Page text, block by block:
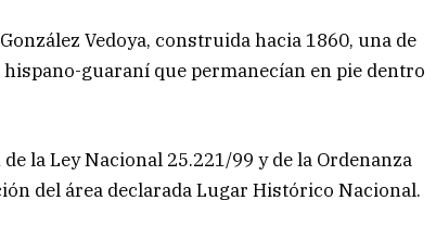
Vedoya, construida hacia 1860, una de
guaraní que permanecían en pie dentro
la Ley Nacional 25.221/99 y de la Ordenanza
del área declarada Lugar Histórico Nacional.